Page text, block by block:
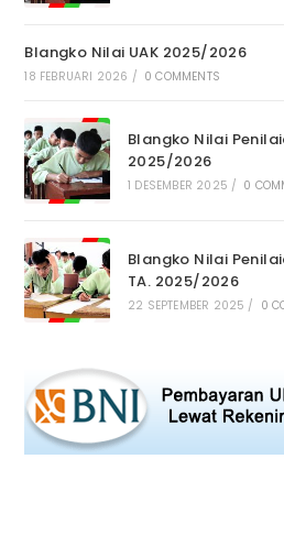
Blangko Nilai UAK 2025/2026
18 FEBRUARI 2026 / 0 COMMENTS
Blangko Nilai
2025/2026
1 DESEMBER 2025 / 0
Blangko Nilai
TA. 2025/2026
22 SEPTEMBER 2025 / 0